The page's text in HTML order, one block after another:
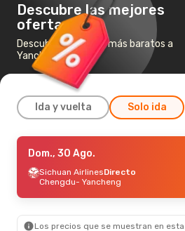
Descubre las mejores
ofertas
Descubre los vuelos más baratos a
Yancheng
Ida y vuelta Solo ida
Jue., 15 Oct.- Jue., 22 Oct.
Air China1 Escala
Barcelona - Yancheng
Yancheng- Barcelona
Dom., 30 Ago.
Sichuan AirlinesDirecto
Chengdu- Yancheng
Los precios que se muestran en